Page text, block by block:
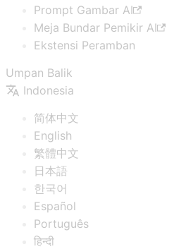
Prompt Gambar AI
Meja Bundar Pemikir AI
Ekstensi Peramban
Umpan Balik
Indonesia
简体中文
English
繁體中文
日本語
한국어
Español
Português
हिन्दी